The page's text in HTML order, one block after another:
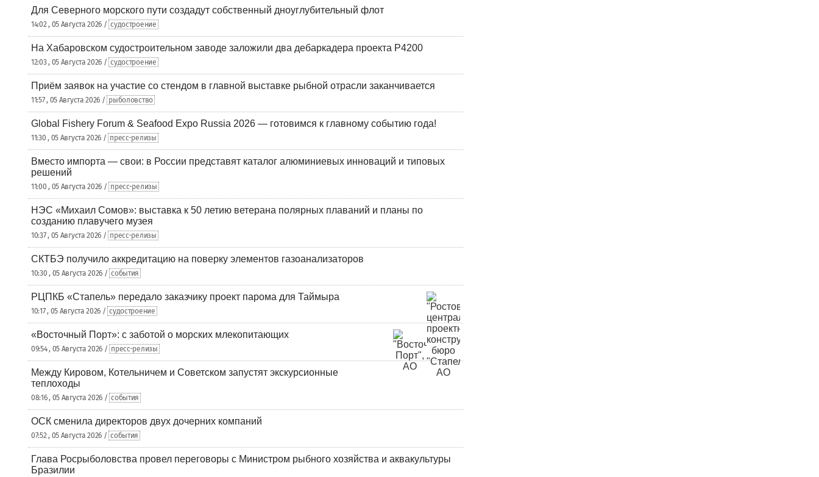
Для Северного морского пути создадут собственный дноуглубительный флот
14:02 , 05 Августа 2026 / судостроение
На Хабаровском судостроительном заводе заложили два дебаркадера проекта Р4200
12:03 , 05 Августа 2026 / судостроение
Приём заявок на участие со стендом в главной выставке рыбной отрасли заканчивается
11:57 , 05 Августа 2026 / рыболовство
Global Fishery Forum & Seafood Expo Russia 2026 — готовимся к главному событию года!
11:30 , 05 Августа 2026 / пресс-релизы
Вместо импорта — свои: в России представят каталог алюминиевых инноваций и типовых
решений
11:00 , 05 Августа 2026 / пресс-релизы
НЭС «Михаил Сомов»: выставка к 50 летию ветерана полярных плаваний и планы по
созданию плавучего музея
10:37 , 05 Августа 2026 / пресс-релизы
СКТБЭ получило аккредитацию на поверку элементов газоанализаторов
10:30 , 05 Августа 2026 / события
РЦПКБ «Стапель» передало заказчику проект парома для Таймыра
10:17 , 05 Августа 2026 / судостроение
«Восточный Порт»: с заботой о морских млекопитающих
09:54 , 05 Августа 2026 / пресс-релизы
Между Кировом, Котельничем и Советском запустят экскурсионные
теплоходы
08:16 , 05 Августа 2026 / события
ОСК сменила директоров двух дочерних компаний
07:52 , 05 Августа 2026 / события
Глава Росрыболовства провел переговоры с Министром рыбного хозяйства и аквакультуры
Бразилии